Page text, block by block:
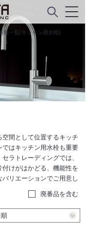
報一覧(キッチン用水栓)
間として位置するキッチ
はキッチン用水栓も重要
ラトレーディングでは、
けがはかどる、機能性を
リエーションでご用意し
廃番品を含む